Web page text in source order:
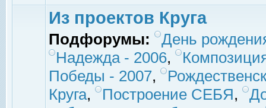
Из проектов Круга
Подфорумы:
День
Надежда - 2006,
Победы - 2007,
Круга, Построение СЕБЯ,